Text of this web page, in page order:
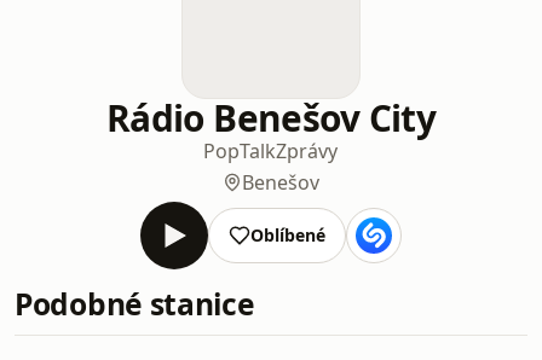
Rádio Benešov City
PopTalkZprávy
Benešov
Oblíbené
Podobné stanice